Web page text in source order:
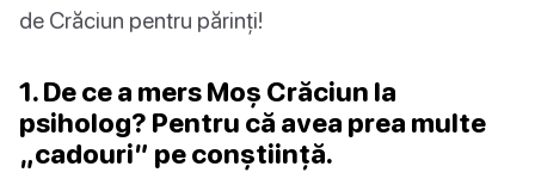
de Crăciun pentru părinți!
1. De ce a mers Moș Crăciun la
psiholog? Pentru că avea prea multe
„cadouri” pe conștiință.